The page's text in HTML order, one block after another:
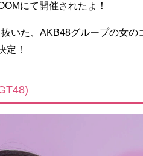
にて開催されたよ！
いた、AKB48グループの女
定！